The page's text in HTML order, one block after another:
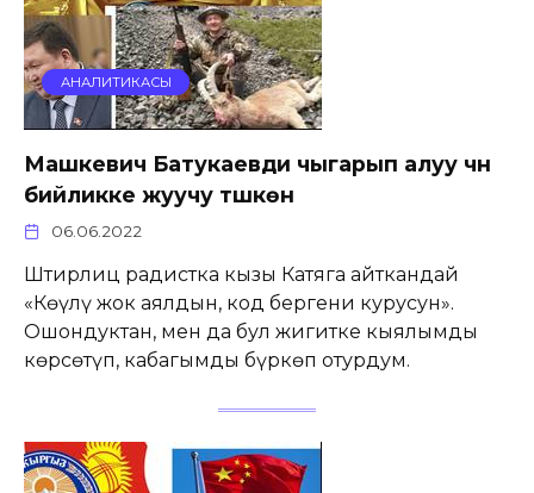
АНАЛИТИКАСЫ
Машкевич Батукаевди чыгарып алуу үчүн
бийликке жуучу түшкөн
06.06.2022
Штирлиц радистка кызы Катяга айткандай
«Көңүлү жок аялдын, код бергени курусун».
Ошондуктан, мен да бул жигитке кыялымды
көрсөтүп, кабагымды бүркөп отурдум.